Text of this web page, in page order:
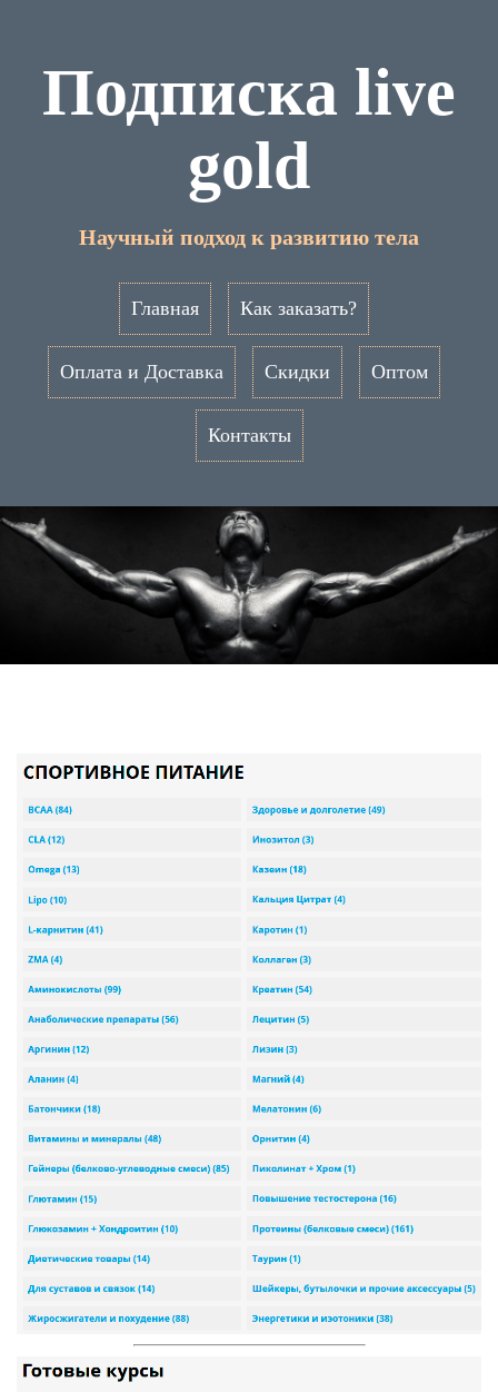
Подписка live
gold
Научный подход к развитию тела
Главная Как заказать?
Оплата и Доставка Скидки Оптом
Контакты